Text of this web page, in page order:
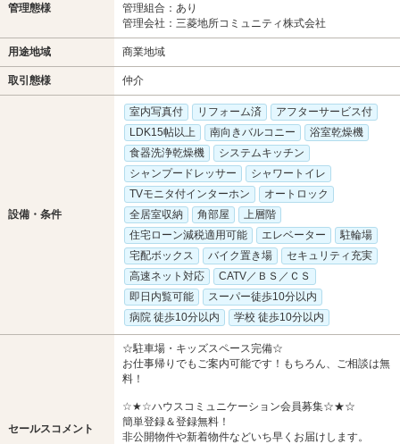
管理態様
管理組合：あり
管理会社：三菱地所コミュニティ株式会社
用途地域 商業地域
取引態様 仲介
設備・条件
室内写真付 リフォーム済
アフターサービス付
LDK15帖以上
南向きバルコニー
浴室乾燥機
食器洗浄乾燥機
システムキッチン
シャンプードレッサー
シャワートイレ
TVモニタ付インターホン
オートロック
全居室収納
角部屋
上層階
住宅ローン減税適用可能
エレベーター
駐輪場
宅配ボックス
バイク置き場
セキュリティ充実
高速ネット対応
CATV／ＢＳ／ＣＳ
即日内覧可能
スーパー徒歩10分以内
病院 徒歩10分以内
学校 徒歩10分以内
セールスコメント
☆駐車場・キッズスペース完備☆
お仕事帰りでもご案内可能です！もちろん、ご相談は無
料！
☆★☆ハウスコミュニケーション会員募集☆★☆
簡単登録＆登録無料！
非公開物件や新着物件などいち早くお届けします。